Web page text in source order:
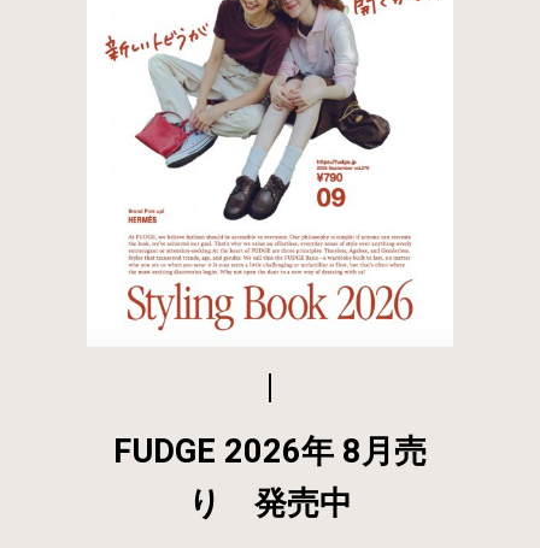
FUDGE 2026年 8月売
り 発売中